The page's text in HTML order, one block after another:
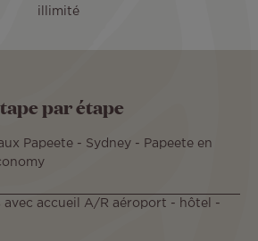
illimité
par étape
Papeete - Sydney - Papeete en
avec accueil A/R aéroport - hôtel -